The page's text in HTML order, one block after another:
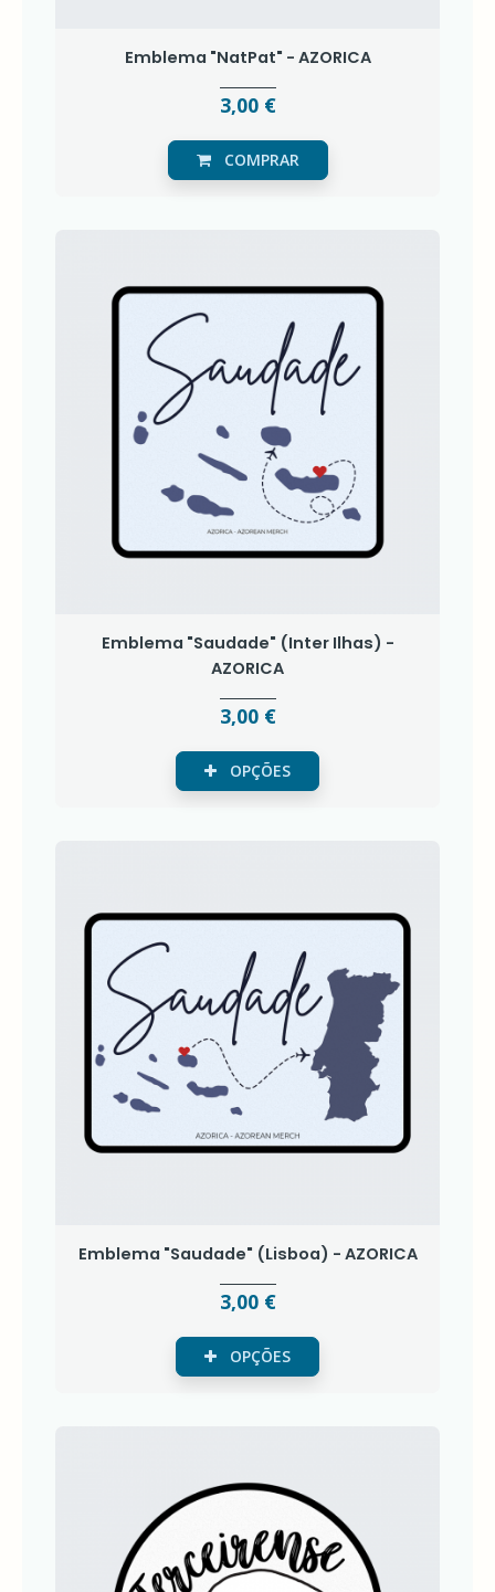
Emblema "NatPat" - AZORICA
3,00 €
COMPRAR
Emblema "Saudade" (Inter Ilhas) -
AZORICA
3,00 €
OPÇÕES
Emblema "Saudade" (Lisboa) - AZORICA
3,00 €
OPÇÕES